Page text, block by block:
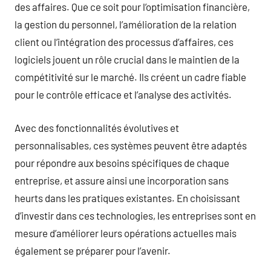
des affaires. Que ce soit pour l’optimisation financière,
la gestion du personnel, l’amélioration de la relation
client ou l’intégration des processus d’affaires, ces
logiciels jouent un rôle crucial dans le maintien de la
compétitivité sur le marché. Ils créent un cadre fiable
pour le contrôle efficace et l’analyse des activités.
Avec des fonctionnalités évolutives et
personnalisables, ces systèmes peuvent être adaptés
pour répondre aux besoins spécifiques de chaque
entreprise, et assure ainsi une incorporation sans
heurts dans les pratiques existantes. En choisissant
d’investir dans ces technologies, les entreprises sont en
mesure d’améliorer leurs opérations actuelles mais
également se préparer pour l’avenir.